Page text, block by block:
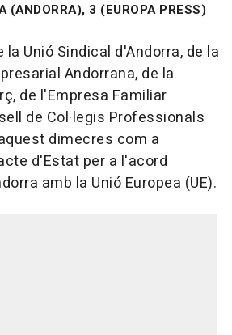
(ANDORRA), 3 (EUROPA PRESS)
Unió Sindical d'Andorra, de la
Andorrana, de la
de l'Empresa Familiar
de Col·legis Professionals
dimecres com a
d'Estat per a l'acord
amb la Unió Europea (UE).